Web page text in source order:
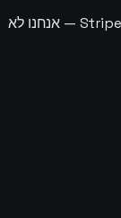
הכול מתארח באיחוד האירופי. שרת היישום הוא Hetzner VPS בגרמניה; ה-HTML וה-PDF של הדוח נשמרים ב-S3 פרטי; הכול מוצפן במעבר (HTTPS) ובמנוחה. תשלומים עוברים ישירות ל-Stripe — אנחנו לא